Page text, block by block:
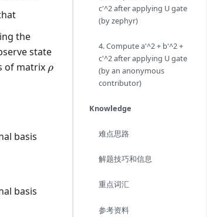
\begin{pmatrix}
b + ic & 1 - a
\end{pmatrix}
the
state
of matrix \rho
ρ
basis
basis
c'^2 after applying U gate
(by zephyr)
4. Compute a'^2 + b'^2 +
c'^2 after applying U gate
(by an anonymous
contributor)
Knowledge
难点思路
解题技巧和信息
重点词汇
参考资料